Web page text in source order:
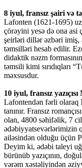
8 iyul, fransız şairi və
Lafonten (1621-1695)
çörəyini yesə də ona asi
şeirləri dillər əzbəri imiş,
təmsilləri hesab edilir.
didaktik nəzm
təmsili kimi sırıdıqları
məxsusdur.
10 iyul, fransız
Lafontendən fərli olaraq
tanınır. Fransız
olan, 4800 səhifəlik, 7
ədəbiyyatsevərlərimizin
ailəsindən olduğu üçün
Deyim ki, ədəbi taleyi
bürünüb yazıçının,
vərəm xəstəliyindən